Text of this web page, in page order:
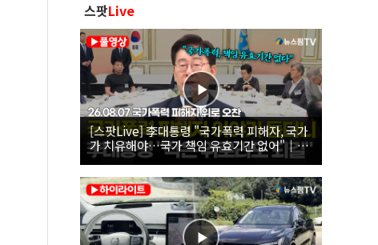
스팟Live
[스팟Live] 李대통령 "국가폭력 피해자, 국가
가 치유해야…국가 책임 유효기간 없어"｜
26.08.07 국가폭력 피해자 위로 오찬